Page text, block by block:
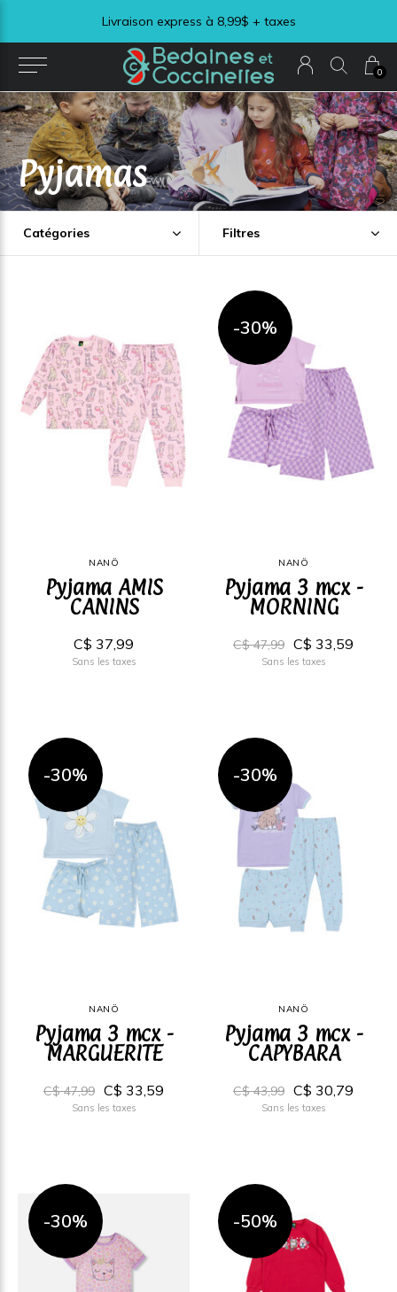
0
Livraison express à 8,99$ + taxes
Pyjamas
Catégories Filtres
NANÖ
Pyjama AMIS
CANINS
C$ 37,99
Sans les taxes
-30%
NANÖ
Pyjama 3 mcx -
MORNING
C$ 47,99 C$ 33,59
Sans les taxes
-30%
NANÖ
Pyjama 3 mcx -
MARGUERITE
C$ 47,99 C$ 33,59
Sans les taxes
-30%
NANÖ
Pyjama 3 mcx -
CAPYBARA
C$ 43,99 C$ 30,79
Sans les taxes
-30% -50%